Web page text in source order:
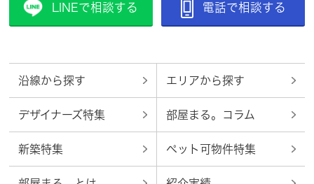
LINEで相談する 電話で相談する
沿線から探す エリアから探す
デザイナーズ特集 部屋まる。コラム
新築特集 ペット可物件特集